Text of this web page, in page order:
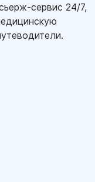
сервис 24/7,